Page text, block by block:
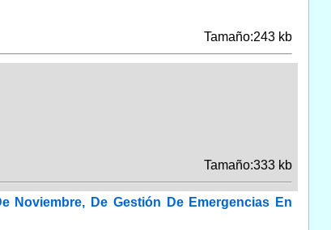
Tamaño:243 kb
Tamaño:333 kb
Noviembre, De Gestión De Emergencias En